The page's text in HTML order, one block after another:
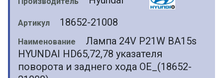
Артикул 18652-21008
Наименование
Лампа 24V P21W BA15s
HYUNDAI HD65,72,78 указателя
поворота и заднего хода OE_(18652-